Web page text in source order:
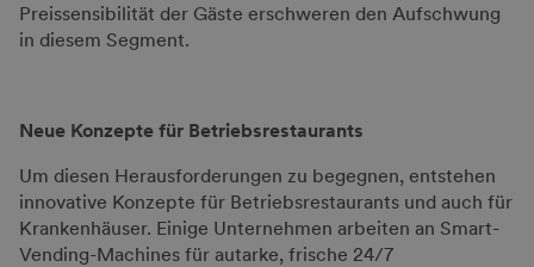
Preissensibilität der Gäste erschweren den Aufschwung
in diesem Segment.
Neue Konzepte für Betriebsrestaurants
Um diesen Herausforderungen zu begegnen, entstehen
innovative Konzepte für Betriebsrestaurants und auch für
Krankenhäuser. Einige Unternehmen arbeiten an Smart-
Vending-Machines für autarke, frische 24/7